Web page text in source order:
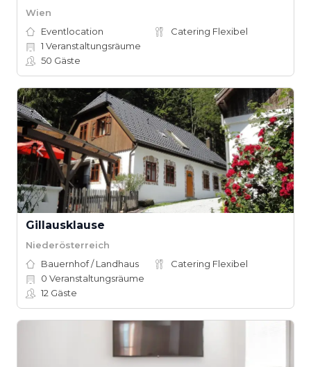
Wien
Eventlocation
Catering Flexibel
1 Veranstaltungsräume
50 Gäste
Gillausklause
Niederösterreich
Bauernhof / Landhaus
Catering Flexibel
0 Veranstaltungsräume
12 Gäste